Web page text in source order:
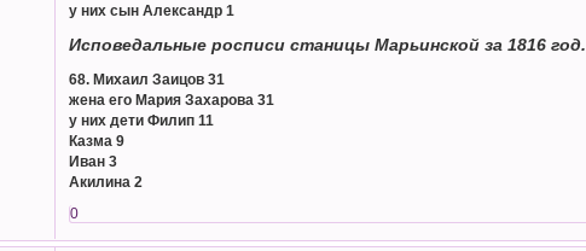
у них сын Александр 1
Исповедальные росписи станицы Марьинской за 1816 год.
68. Михаил Заицов 31
жена его Мария Захарова 31
у них дети Филип 11
Казма 9
Иван 3
Акилина 2
0